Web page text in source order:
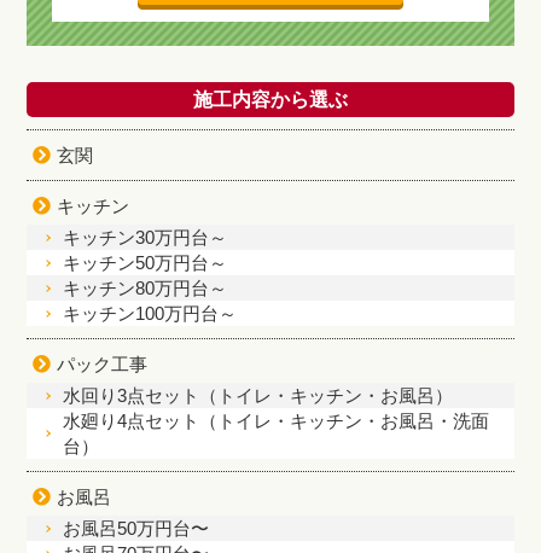
施工内容から選ぶ
玄関
キッチン
キッチン30万円台～
キッチン50万円台～
キッチン80万円台～
キッチン100万円台～
パック工事
水回り3点セット（トイレ・キッチン・お風呂）
水廻り4点セット（トイレ・キッチン・お風呂・洗面
台）
お風呂
お風呂50万円台〜